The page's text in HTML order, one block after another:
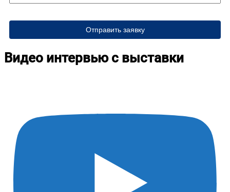
Видео интервью с выставки